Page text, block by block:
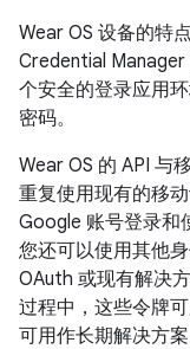
Wear OS 设备的特
Credential
个安全的登录应用
密码。
Wear OS 的 API 与
重复使用现有的移
Google 账号登录和
您还可以使用其他
OAuth 或现有解决
过程中，这些令牌
可用作长期解决方案